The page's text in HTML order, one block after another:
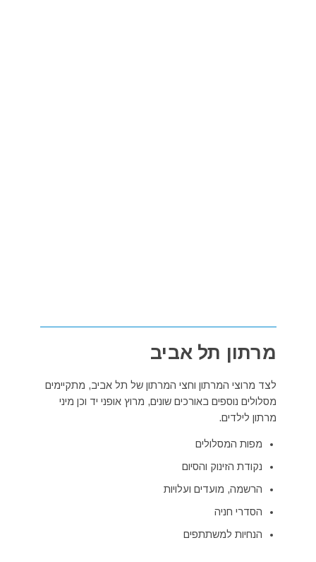
מרתון תל אביב
לצד מרוצי המרתון וחצי המרתון של תל אביב, מתקיימים
מסלולים נוספים באורכים שונים, מרוץ אופני יד וכן מיני
מרתון לילדים.
מפות המסלולים
נקודת הזינוק והסיום
הרשמה, מועדים ועלויות
הסדרי חניה
הנחיות למשתתפים